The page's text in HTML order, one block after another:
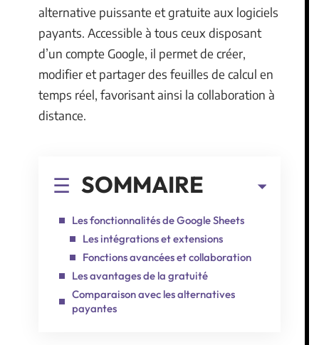
alternative puissante et gratuite aux logiciels
payants. Accessible à tous ceux disposant
d’un compte Google, il permet de créer,
modifier et partager des feuilles de calcul en
temps réel, favorisant ainsi la collaboration à
distance.
SOMMAIRE
Les fonctionnalités de Google Sheets
Les intégrations et extensions
Fonctions avancées et collaboration
Les avantages de la gratuité
Comparaison avec les alternatives
payantes